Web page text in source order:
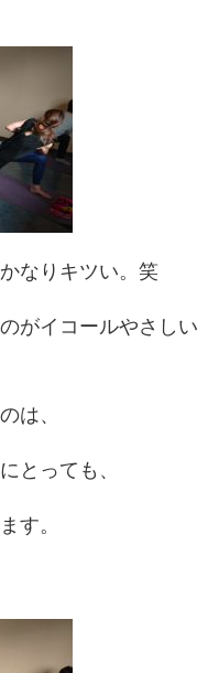
なりキツい。笑
がイコールやさしい
は、
とっても、
す。